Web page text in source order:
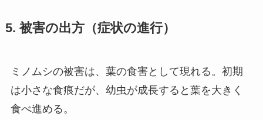
5. 被害の出方（症状の進行）
ミノムシの被害は、葉の食害として現れる。初期
は小さな食痕だが、幼虫が成長すると葉を大きく
食べ進める。